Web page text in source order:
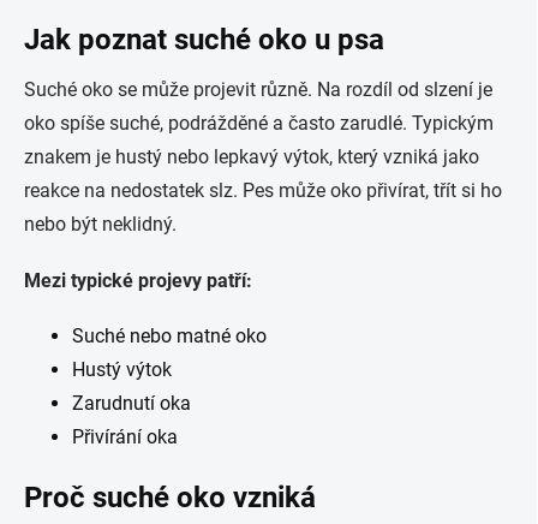
Jak poznat suché oko u psa
Suché oko se může projevit různě. Na rozdíl od slzení je
oko spíše suché, podrážděné a často zarudlé. Typickým
znakem je hustý nebo lepkavý výtok, který vzniká jako
reakce na nedostatek slz. Pes může oko přivírat, třít si ho
nebo být neklidný.
Mezi typické projevy patří:
Suché nebo matné oko
Hustý výtok
Zarudnutí oka
Přivírání oka
Proč suché oko vzniká